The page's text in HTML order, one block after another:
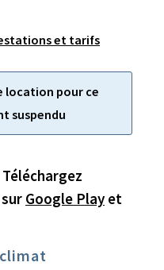
et tarifs
location pour ce
suspendu
Google Play et